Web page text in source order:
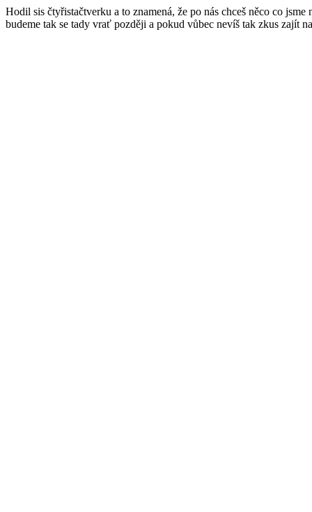
Hodil sis čtyřistačtverku a to znamená, že po nás chceš něco co
budeme tak se tady vrať později a pokud vůbec nevíš tak zkus zajít